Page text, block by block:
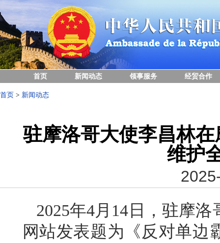
首页 新闻动态 领事服务 经贸合作
首页 > 新闻动态
驻摩洛哥大使李昌林
维护
2025年4月14日，驻摩
网站发表题为《反对单边